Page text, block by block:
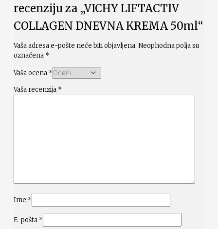
recenziju za „VICHY LIFTACTIV
COLLAGEN DNEVNA KREMA 50ml“
Vaša adresa e-pošte neće biti objavljena. Neophodna polja su
označena *
Vaša ocena *
Vaša recenzija *
Ime *
E-pošta *